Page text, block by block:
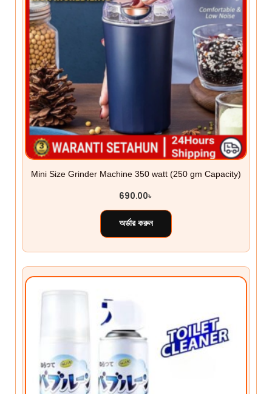
Mini Size Grinder Machine 350 watt (250 gm Capacity)
690.00৳
অর্ডার করুন